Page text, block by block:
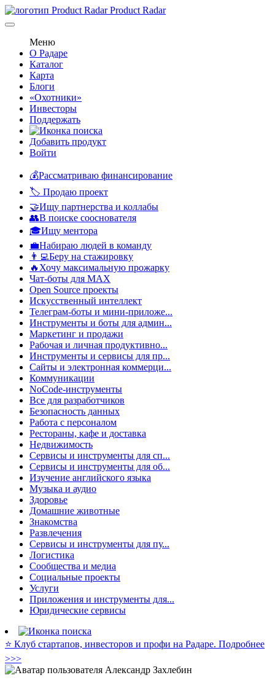
Product Radar
Меню
О Радаре
Каталог
Карта
Блоги
«Охотники»
Инвесторы
Поддержать
Добавить продукт
Войти
💰Рассматриваю финансирование
🏷️ Продаю проект
🤝Ищу партнерства и коллабы
👥В поиске сооснователя
🎓Ищу ментора
💼Набираю людей в команду
👨‍💻Беру на стажировку
🔥Хочу максимальную прожарку
Чат-боты для MAX
Open Source проекты
Искусственный интеллект
Телеграм-боты и мини-приложе...
Инструменты и боты для админ...
Маркетинг и продажи
Рабочая и личная продуктивно...
Инструменты и сервисы для пр...
Сайты и электронная коммерци...
Коммуникации
NoCode-инструменты
Все для разработчиков
Безопасность данных
Работа с персоналом
Рестораны, кафе и доставка
Недвижимость
Сервисы и инструменты для сп...
Сервисы и инструменты для об...
Изучение английского языка
Музыка и аудио
Здоровье
Домашние животные
Знакомства
Развлечения
Сервисы и инструменты для пу...
Логистика
Сообщества и медиа
Социальные проекты
Услуги
Приложения и инструменты для...
Юридические сервисы
⭐️ Клуб стартапов, инвесторов и профи на Радаре. Подробнее
>>>